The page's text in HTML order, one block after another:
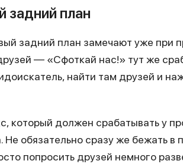
задний план
задний план замечают уже при
— «Сфоткай нас!» тут же
найти там друзей и
который должен срабатывать у
Не обязательно сразу же бежать в
попросить друзей немного